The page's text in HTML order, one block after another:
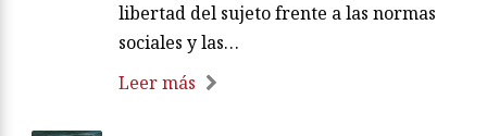
libertad del sujeto frente a las normas
sociales y las…
Leer más